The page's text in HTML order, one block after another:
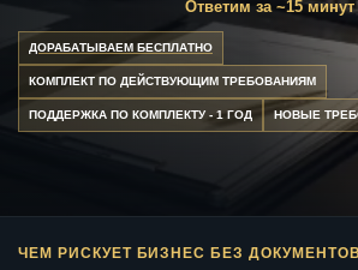
Ответим за ~15 минут
ДОРАБАТЫВАЕМ БЕСПЛАТНО
КОМПЛЕКТ ПО ДЕЙСТВУЮЩИМ ТРЕБОВАНИЯМ
ПОДДЕРЖКА ПО КОМПЛЕКТУ - 1 ГОД НОВЫЕ
ЧЕМ РИСКУЕТ БИЗНЕС БЕЗ ДОКУМЕНТОВ